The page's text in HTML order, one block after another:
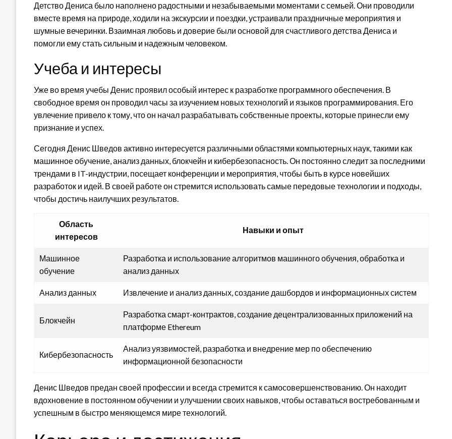
Детство Дениса было наполнено радостными и незабываемыми моментами с семьей. Они проводили
вместе время на природе, ходили на экскурсии и поездки, устраивали праздничные мероприятия и
шумные вечеринки. Взаимная любовь и доверие были основой для счастливого детства Дениса и
помогли ему стать сильным и надежным человеком.
Учеба и интересы
Уже во время учебы Денис проявил особый интерес к разработке программного обеспечения. В
свободное время он проводил часы за изучением новых технологий и языков программирования. Его
увлечение привело к тому, что он начал разрабатывать собственные проекты, которые принесли ему
признание и успех.
Сегодня Денис Шведов активно интересуется различными областями компьютерных наук, такими как
машинное обучение, анализ данных, блокчейн и кибербезопасность. Он постоянно следит за последними
трендами в IT-индустрии, посещает конференции и мероприятия, чтобы быть в курсе новейших
разработок и идей. В своей работе он стремится использовать самые передовые технологии и подходы,
чтобы достичь наилучших результатов.
Область
интересов
Навыки и опыт
Машинное
обучение
Разработка и использование алгоритмов машинного обучения, обработка и
анализ данных
Анализ данных Извлечение и анализ данных, создание дашбордов и информационных систем
Блокчейн
Разработка смарт-контрактов, создание децентрализованных приложений на
платформе Ethereum
Кибербезопасность
Анализ уязвимостей, разработка и внедрение мер по обеспечению
информационной безопасности
Денис Шведов предан своей профессии и всегда стремится к самосовершенствованию. Он находит
вдохновение в постоянном обучении и улучшении своих навыков, чтобы оставаться востребованным и
успешным в быстро меняющемся мире технологий.